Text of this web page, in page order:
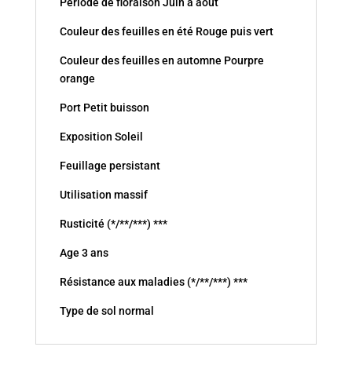
Couleur des feuilles en été Rouge puis vert
Couleur des feuilles en automne Pourpre
orange
Port Petit buisson
Exposition Soleil
Feuillage persistant
Utilisation massif
Rusticité (*/**/***) ***
Age 3 ans
Résistance aux maladies (*/**/***) ***
Type de sol normal